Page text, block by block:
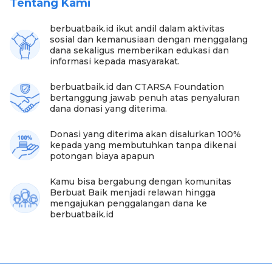
Saat ini, Nenek Manirah sudah tidak bekerja
memunguti runtuhan cengkih karena kondisi
kesehatannya yang sudah menurun. Sehingga, saat
ini Kakek Sanidi dan Nenek Manirah mengandalkan
Tentang Kami
berbuatbaik.id ikut andil dalam aktivitas
sosial dan kemanusiaan dengan menggalang
dana sekaligus memberikan edukasi dan
informasi kepada masyarakat.
berbuatbaik.id dan CTARSA Foundation
bertanggung jawab penuh atas penyaluran
dana donasi yang diterima.
Donasi yang diterima akan disalurkan 100%
kepada yang membutuhkan tanpa dikenai
potongan biaya apapun
Kamu bisa bergabung dengan komunitas
Berbuat Baik menjadi relawan hingga
mengajukan penggalangan dana ke
berbuatbaik.id